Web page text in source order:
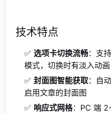
技术特点
✅选项卡切换流畅：支
模式，切换时有淡入动画
✅封面图智能获取：自
启用文章的封面图
✅ 响应式网格：PC 端 2